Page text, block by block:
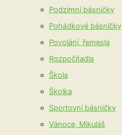
Podzimní básničky
Pohádkové básničky
Povolání, řemesla
Rozpočítadla
Škola
Školka
Sportovní básničky
Vánoce, Mikuláš